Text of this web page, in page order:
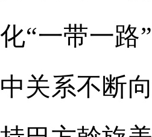
“一带一路
关系不断